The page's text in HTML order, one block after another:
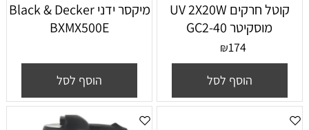
קוטל חרקים UV 2X20W
מוסקיטר GC2-40
₪174
הוסף לסל
‏מיקסר ידני Black & Decker
BXMX500E
הוסף לסל